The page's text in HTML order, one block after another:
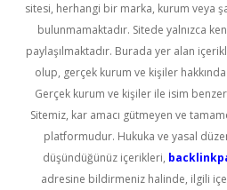
sitesi, herhangi bir marka, kurum veya
bulunmamaktadır. Sitede yalnızca
paylaşılmaktadır. Burada yer alan
olup, gerçek kurum ve kişiler
Gerçek kurum ve kişiler ile isim
Sitemiz, kar amacı gütmeyen ve
platformudur. Hukuka ve yasal
düşündüğünüz içerikleri,
adresine bildirmeniz halinde, ilgili